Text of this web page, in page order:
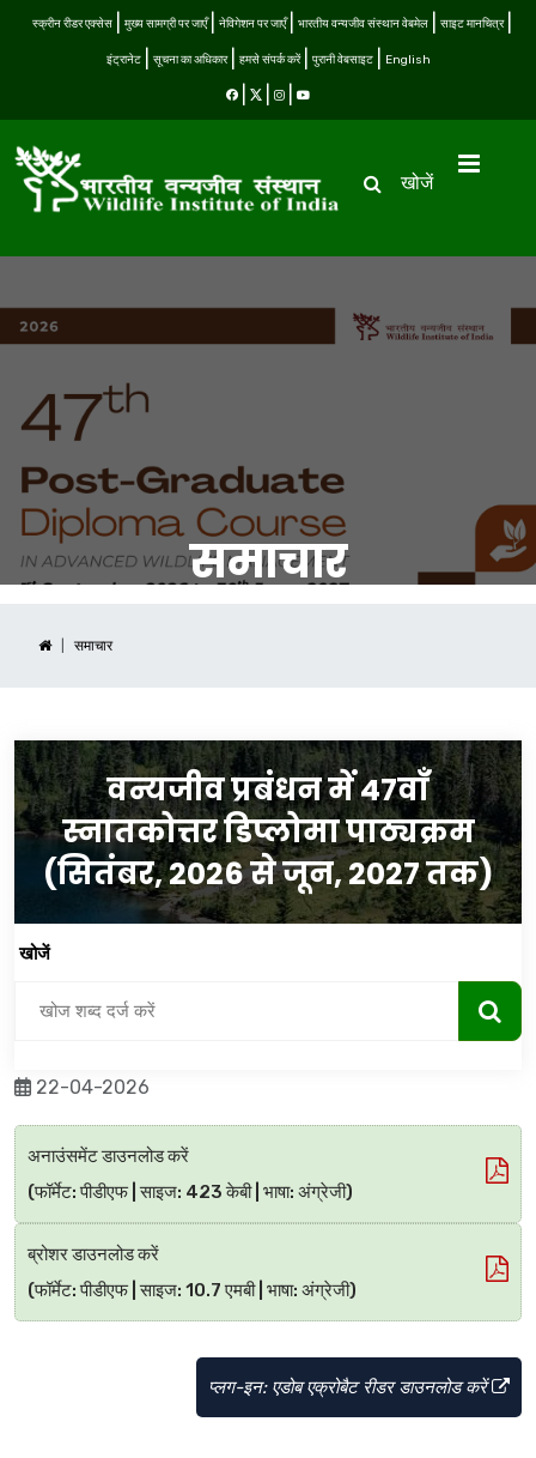
स्क्रीन रीडर एक्सेस मुख्य सामग्री पर जाएँ नेविगेशन पर जाएँ भारतीय वन्यजीव संस्थान वेबमेल साइट मानचित्र
इंट्रानेट सूचना का अधिकार हमसे संपर्क करें पुरानी वेबसाइट English
खोजें
समाचार
समाचार
वन्यजीव प्रबंधन में 47वाँ
स्नातकोत्तर डिप्लोमा पाठ्यक्रम
(सितंबर, 2026 से जून, 2027 तक)
खोजें
22-04-2026
अनाउंसमेंट डाउनलोड करें
(फॉर्मेट: पीडीएफ | साइज: 423 केबी | भाषा: अंग्रेजी)
ब्रोशर डाउनलोड करें
(फॉर्मेट: पीडीएफ | साइज: 10.7 एमबी | भाषा: अंग्रेजी)
प्लग-इन: एडोब एक्रोबैट रीडर डाउनलोड करें